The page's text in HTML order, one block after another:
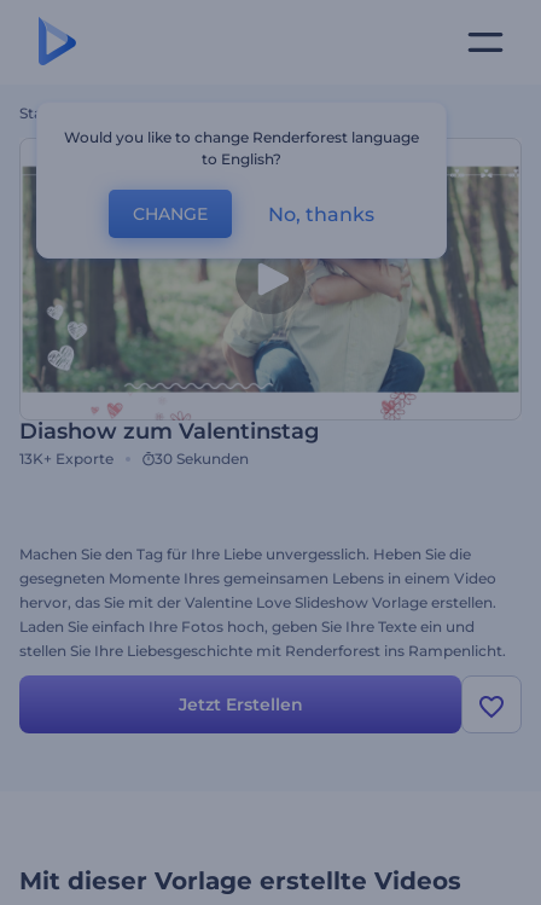
Startseite
Diashow zum Valentinstag
13K+ Exporte 30 Sekunden
Machen Sie den Tag für Ihre Liebe unvergesslich. Heben Sie die
gesegneten Momente Ihres gemeinsamen Lebens in einem Video
hervor, das Sie mit der Valentine Love Slideshow Vorlage erstellen.
Laden Sie einfach Ihre Fotos hoch, geben Sie Ihre Texte ein und
stellen Sie Ihre Liebesgeschichte mit Renderforest ins Rampenlicht.
Testen Sie die Vorlage noch heute und füllen Sie Ihren Tag mit Liebe!
Jetzt Erstellen
Mit dieser Vorlage erstellte Videos
Would you like to change Renderforest language
to English?
CHANGE No, thanks